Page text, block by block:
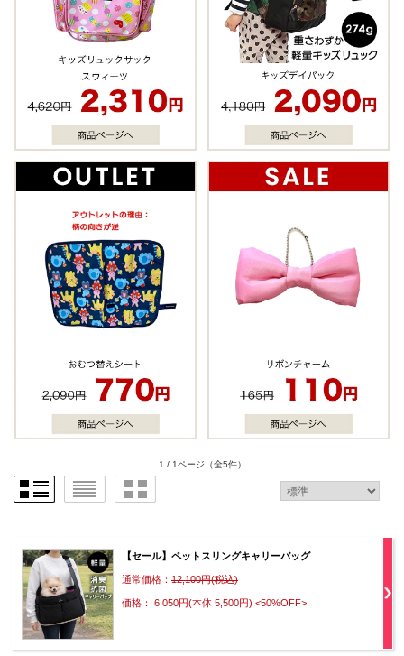
1 / 1ページ （全5件）
【セール】ペットスリングキャリーバッグ
通常価格： 12,100円(税込)
価格： 6,050円(本体 5,500円) <50%OFF>